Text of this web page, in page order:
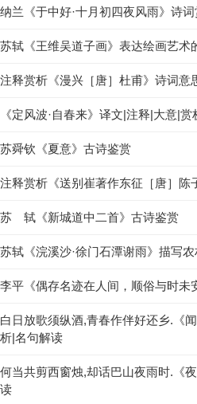
纳兰《于中好·十月初四夜风雨》诗
苏轼《王维吴道子画》表达绘画艺术
注释赏析《漫兴［唐］杜甫》诗词意
《定风波·自春来》译文|注释|大意|赏
苏舜钦《夏意》古诗鉴赏
注释赏析《送别崔著作东征［唐］陈
苏 轼《新城道中二首》古诗鉴赏
苏轼《浣溪沙·徐门石潭谢雨》描写
李平《偶存名迹在人间，顺俗与时未
白日放歌须纵酒,青春作伴好还乡.《
析|名句解读
何当共剪西窗烛,却话巴山夜雨时.《
读